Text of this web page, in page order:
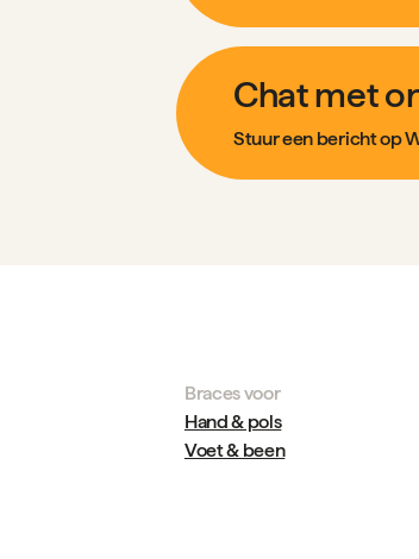
Chat met
Stuur een bericht op
Braces voor
Hand & pols
Voet & been